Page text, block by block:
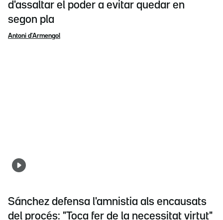
d'assaltar el poder a evitar quedar en
segon pla
Antoni d'Armengol
Sánchez defensa l'amnistia als encausats
del procés: "Toca fer de la necessitat virtut"